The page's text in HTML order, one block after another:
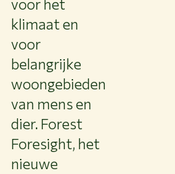
voor het
klimaat en
voor
belangrijke
woongebieden
van mens en
dier. Forest
Foresight, het
nieuwe